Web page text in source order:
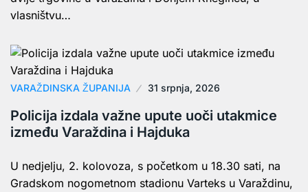
vlasništvu…
VARAŽDINSKA ŽUPANIJA 31 srpnja, 2026
Policija izdala važne upute uoči utakmice
između Varaždina i Hajduka
U nedjelju, 2. kolovoza, s početkom u 18.30 sati, na
Gradskom nogometnom stadionu Varteks u Varaždinu,